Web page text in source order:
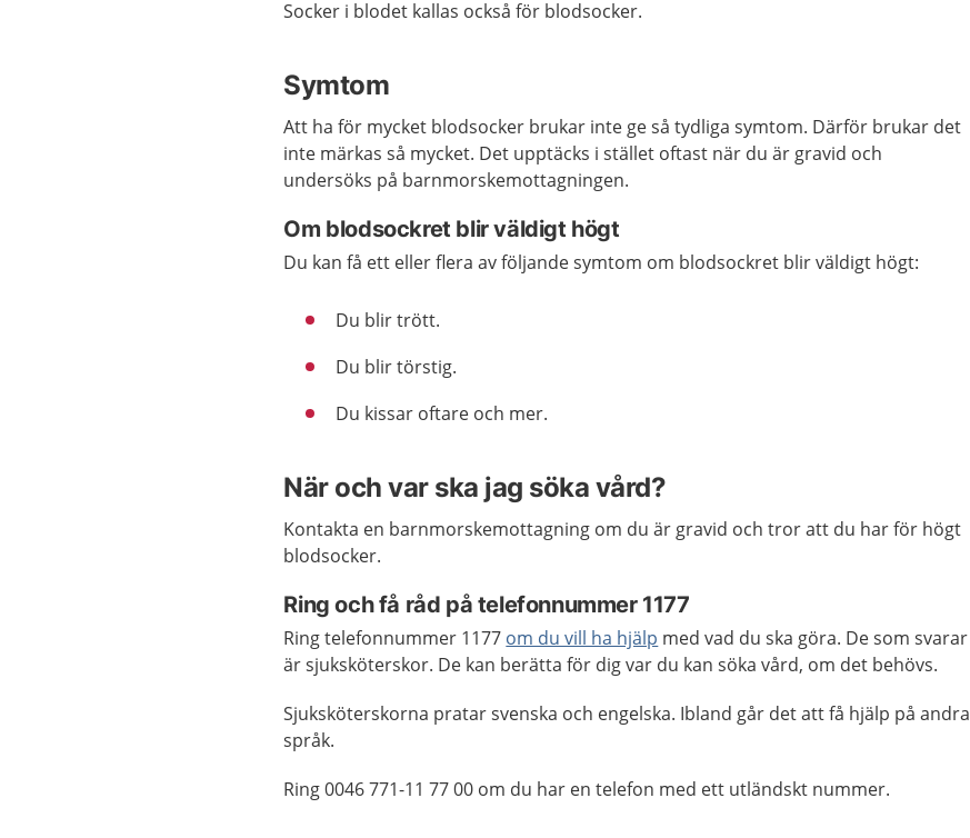
Socker i blodet kallas också för blodsocker.
Symtom
Att ha för mycket blodsocker brukar inte ge så tydliga symtom. Därför brukar det
inte märkas så mycket. Det upptäcks i stället oftast när du är gravid och
undersöks på barnmorskemottagningen.
Om blodsockret blir väldigt högt
Du kan få ett eller flera av följande symtom om blodsockret blir väldigt högt:
Du blir trött.
Du blir törstig.
Du kissar oftare och mer.
När och var ska jag söka vård?
Kontakta en barnmorskemottagning om du är gravid och tror att du har för högt
blodsocker.
Ring och få råd på telefonnummer 1177
Ring telefonnummer 1177 om du vill ha hjälp med vad du ska göra. De som svarar
är sjuksköterskor. De kan berätta för dig var du kan söka vård, om det behövs.
Sjuksköterskorna pratar svenska och engelska. Ibland går det att få hjälp på andra
språk.
Ring 0046 771-11 77 00 om du har en telefon med ett utländskt nummer.